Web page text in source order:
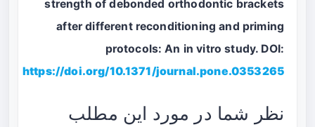
strength of debonded orthodontic brackets
after different reconditioning and priming
protocols: An in vitro study. DOI:
https://doi.org/10.1371/journal.pone.0353265
نظر شما در مورد این مطلب